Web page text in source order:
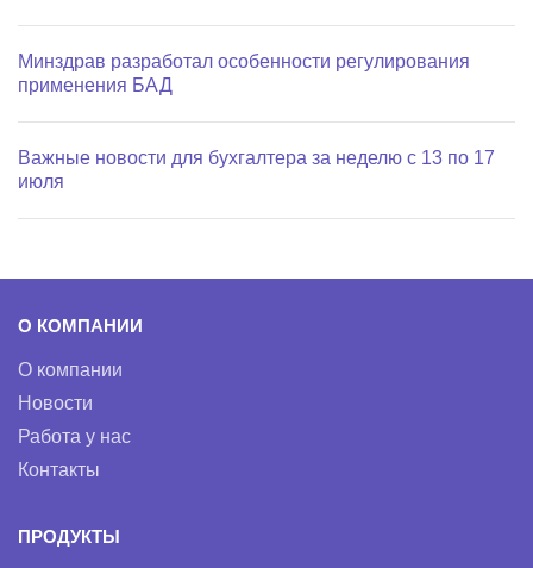
Минздрав разработал особенности регулирования
применения БАД
Важные новости для бухгалтера за неделю с 13 по 17
июля
О КОМПАНИИ
О компании
Новости
Работа у нас
Контакты
ПРОДУКТЫ